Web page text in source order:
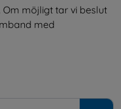
möjligt tar vi beslut
med